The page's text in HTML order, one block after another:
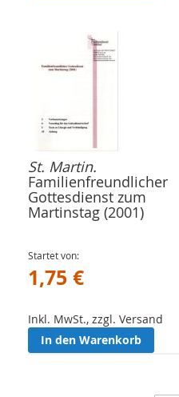
St. Martin.
Familienfreundlicher
Gottesdienst zum
Martinstag (2001)
Startet von
1,75 €
Inkl. MwSt., zzgl. Versand
In den Warenkorb